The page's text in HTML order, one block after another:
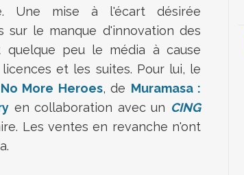
Une mise à l'écart désirée
sur le manque d'innovation des
peu le média à cause
et les suites. Pour lui, le
No More Heroes, de Muramasa :
en collaboration avec un CING
Les ventes en revanche n'ont